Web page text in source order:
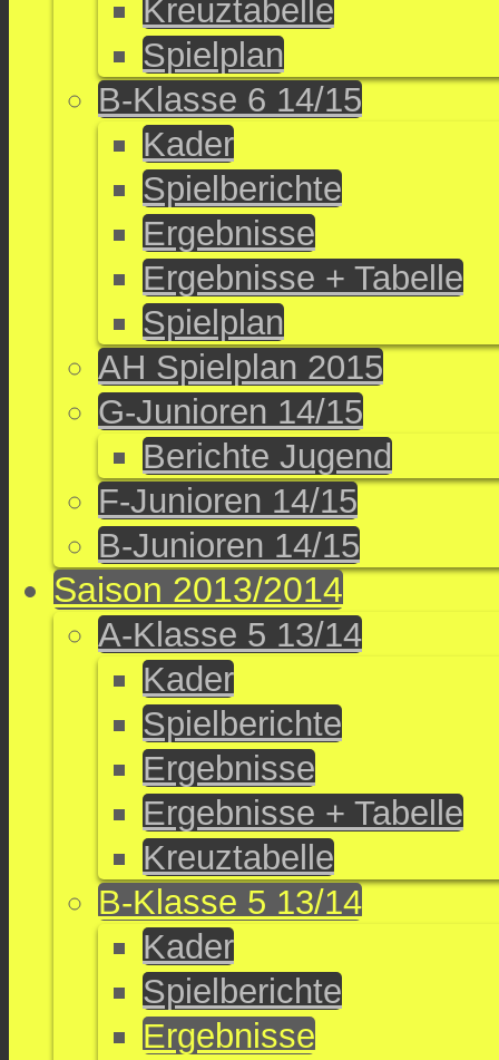
Kreuztabelle
Spielplan
B-Klasse 6 14/15
Kader
Spielberichte
Ergebnisse
Ergebnisse + Tabelle
Spielplan
AH Spielplan 2015
G-Junioren 14/15
Berichte Jugend
F-Junioren 14/15
B-Junioren 14/15
Saison 2013/2014
A-Klasse 5 13/14
Kader
Spielberichte
Ergebnisse
Ergebnisse + Tabelle
Kreuztabelle
B-Klasse 5 13/14
Kader
Spielberichte
Ergebnisse